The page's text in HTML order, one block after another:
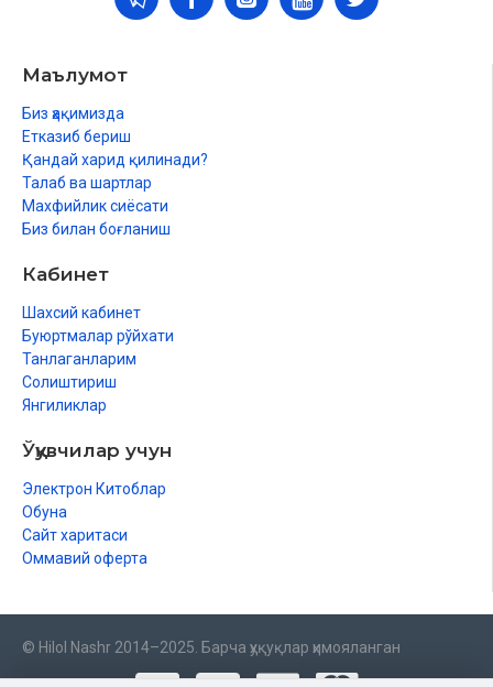
Маълумот
Биз ҳақимизда
Етказиб бериш
Қандай харид қилинади?
Талаб ва шартлар
Махфийлик сиёсати
Биз билан боғланиш
Кабинет
Шахсий кабинет
Буюртмалар рўйхати
Танлаганларим
Солиштириш
Янгиликлар
Ўқувчилар учун
Электрон Китоблар
Обуна
Сайт харитаси
Оммавий оферта
© Hilol Nashr 2014–2025. Барча ҳуқуқлар ҳимояланган